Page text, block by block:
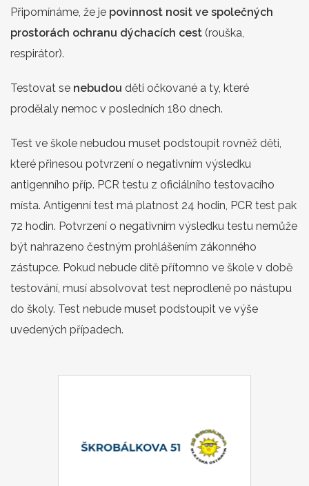
Připomínáme, že je povinnost nosit ve společných
prostorách ochranu dýchacích cest (rouška,
respirátor).
Testovat se nebudou děti očkované a ty, které
prodělaly nemoc v posledních 180 dnech.
Test ve škole nebudou muset podstoupit rovněž děti,
které přinesou potvrzení o negativním výsledku
antigenního příp. PCR testu z oficiálního testovacího
místa. Antigenní test má platnost 24 hodin, PCR test pak
72 hodin. Potvrzení o negativním výsledku testu nemůže
být nahrazeno čestným prohlášením zákonného
zástupce. Pokud nebude dítě přítomno ve škole v době
testování, musí absolvovat test neprodleně po nástupu
do školy. Test nebude muset podstoupit ve výše
uvedených případech.